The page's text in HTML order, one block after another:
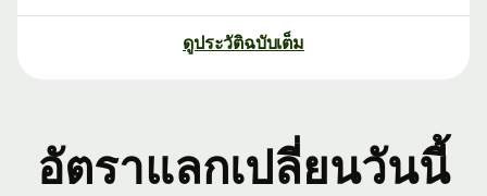
ดูประวัติฉบับเต็ม
อัตราแลกเปลี่ยนวันนี้